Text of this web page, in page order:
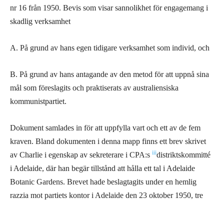
nr 16 från 1950. Bevis som visar sannolikhet för engagemang i
skadlig verksamhet
A. På grund av hans egen tidigare verksamhet som individ, och
B. På grund av hans antagande av den metod för att uppnå sina
mål som föreslagits och praktiserats av australiensiska
kommunistpartiet.
Dokument samlades in för att uppfylla vart och ett av de fem
kraven. Bland dokumenten i denna mapp finns ett brev skrivet
av Charlie i egenskap av sekreterare i CPA:s iiidistriktskommitté
i Adelaide, där han begär tillstånd att hålla ett tal i Adelaide
Botanic Gardens. Brevet hade beslagtagits under en hemlig
razzia mot partiets kontor i Adelaide den 23 oktober 1950, tre